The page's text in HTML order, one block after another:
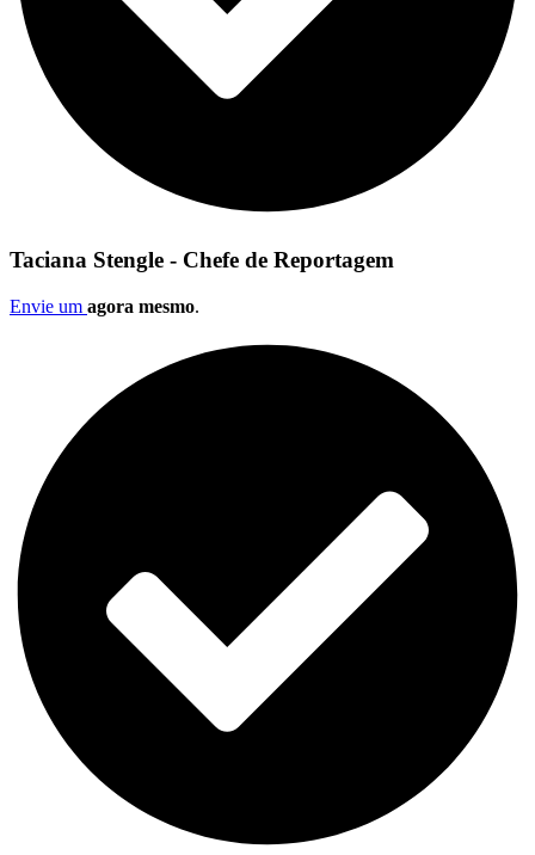
Taciana Stengle - Chefe de Reportagem
Envie um agora mesmo.